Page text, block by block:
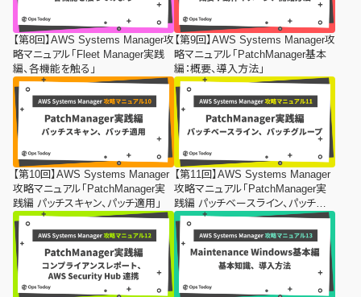
【第8回】AWS Systems Manager攻
略マニュアル「Fleet Manager実践
編、各機能を触る」
【第9回】AWS Systems Manager攻
略マニュアル「PatchManager基本
編：概要、導入方法」
【第10回】AWS Systems Manager
攻略マニュアル「PatchManager実
践編 パッチスキャン、パッチ適用」
【第11回】AWS Systems Manager
攻略マニュアル「PatchManager実
践編 パッチベースライン、パッチグル
ープ」